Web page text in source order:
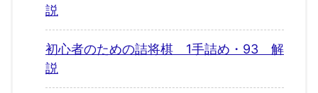
説
初心者のための詰将棋 1手詰め・93 解
説